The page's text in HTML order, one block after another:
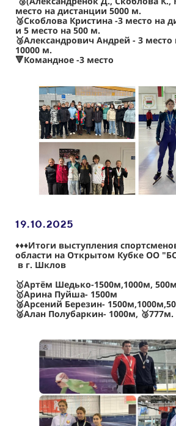
место на дистанции 5000 м.
🥉Скоблова Кристина -3 место на
и 5 место на 500 м.
🥉Александрович Андрей - 3
10000 м.
🔻Командное -3 место
19.10.2025
♦️♦️♦️Итоги выступления
области на Открытом Кубке ОО
в г. Шклов
🥇Артём Шедько-1500м,1000м,
🥇Арина Пуйша- 1500м
🥈Арсений Березин-
🥈Алан Полубаркин- 1000м,